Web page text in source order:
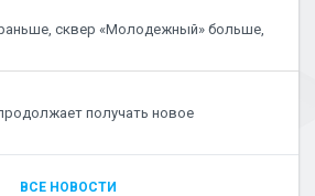
сквер «Молодежный» больше,
получать новое
ВСЕ НОВОСТИ